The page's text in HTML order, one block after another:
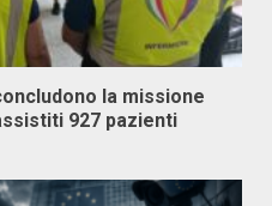
la missione
927 pazienti